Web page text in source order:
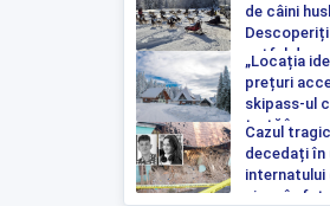
de câini
astfel de
„Locația
prețuri
skipass-ul
tartă
noapte”
Cazul
decedați în
internatului
ajuns în